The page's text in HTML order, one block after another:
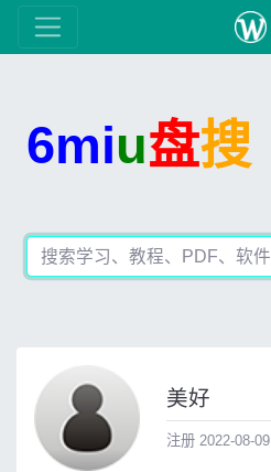
6miu盘搜
美好
注册 2022-08-09